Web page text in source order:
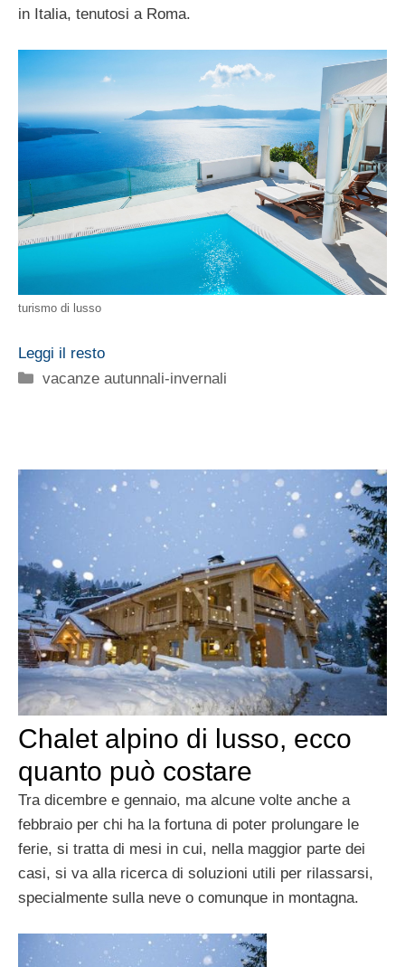
in Italia, tenutosi a Roma.
turismo di lusso
Leggi il resto
Categorie
vacanze autunnali-invernali
Chalet alpino di lusso, ecco
quanto può costare
Tra dicembre e gennaio, ma alcune volte anche a
febbraio per chi ha la fortuna di poter prolungare le
ferie, si tratta di mesi in cui, nella maggior parte dei
casi, si va alla ricerca di soluzioni utili per rilassarsi,
specialmente sulla neve o comunque in montagna.